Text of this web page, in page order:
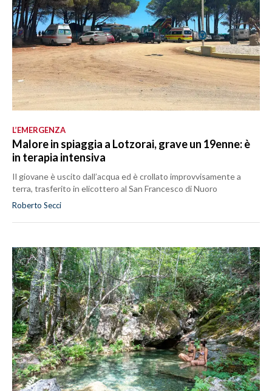
L’EMERGENZA
Malore in spiaggia a Lotzorai, grave un 19enne: è
in terapia intensiva
Il giovane è uscito dall’acqua ed è crollato improvvisamente a
terra, trasferito in elicottero al San Francesco di Nuoro
Roberto Secci